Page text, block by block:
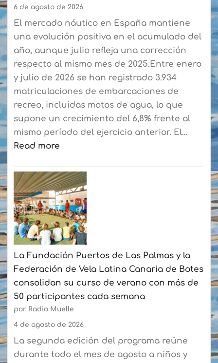
6 de agosto de 2026
El mercado náutico en España mantiene
una evolución positiva en el acumulado del
año, aunque julio refleja una corrección
respecto al mismo mes de 2025.Entre enero
y julio de 2026 se han registrado 3.934
matriculaciones de embarcaciones de
recreo, incluidas motos de agua, lo que
supone un crecimiento del 6,8% frente al
mismo período del ejercicio anterior. El…
Read more
El
mercado
náutico
cierra
hasta
julio
con
un
crecimiento
acumulado
del
6,8%
La Fundación Puertos de Las Palmas y la
Federación de Vela Latina Canaria de Botes
consolidan su curso de verano con más de
50 participantes cada semana
por Radio Muelle
4 de agosto de 2026
La segunda edición del programa reúne
durante todo el mes de agosto a niños y